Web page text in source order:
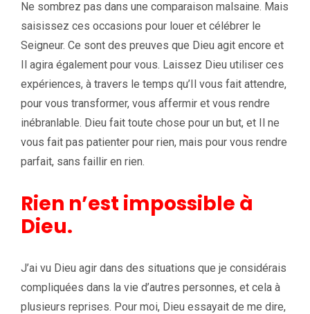
Ne sombrez pas dans une comparaison malsaine. Mais
saisissez ces occasions pour louer et célébrer le
Seigneur. Ce sont des preuves que Dieu agit encore et
Il agira également pour vous. Laissez Dieu utiliser ces
expériences, à travers le temps qu’Il vous fait attendre,
pour vous transformer, vous affermir et vous rendre
inébranlable. Dieu fait toute chose pour un but, et Il ne
vous fait pas patienter pour rien, mais pour vous rendre
parfait, sans faillir en rien.
Rien n’est impossible à
Dieu.
J’ai vu Dieu agir dans des situations que je considérais
compliquées dans la vie d’autres personnes, et cela à
plusieurs reprises. Pour moi, Dieu essayait de me dire,